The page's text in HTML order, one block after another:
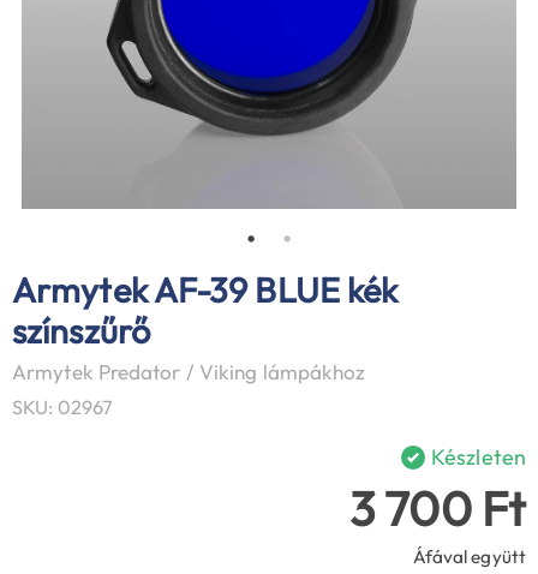
Armytek AF-39 BLUE kék
színszűrő
Armytek Predator / Viking lámpákhoz
SKU: 02967
Készleten
3 700 Ft
Áfával együtt